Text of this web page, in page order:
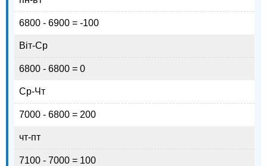
6800 - 6900 = -100
Віт-Ср
6800 - 6800 = 0
Ср-Чт
7000 - 6800 = 200
чт-пт
7100 - 7000 = 100